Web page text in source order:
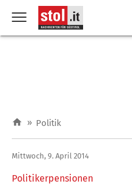
» Politik
Politikerpensionen
Mittwoch, 9. April 2014